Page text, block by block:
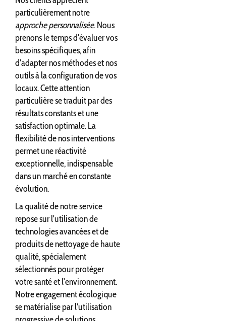
particulièrement notre
approche personnalisée. Nous
prenons le temps d'évaluer vos
besoins spécifiques, afin
d'adapter nos méthodes et nos
outils à la configuration de vos
locaux. Cette attention
particulière se traduit par des
résultats constants et une
satisfaction optimale. La
flexibilité de nos interventions
permet une réactivité
exceptionnelle, indispensable
dans un marché en constante
évolution.
La qualité de notre service
repose sur l'utilisation de
technologies avancées et de
produits de nettoyage de haute
qualité, spécialement
sélectionnés pour protéger
votre santé et l'environnement.
Notre engagement écologique
se matérialise par l'utilisation